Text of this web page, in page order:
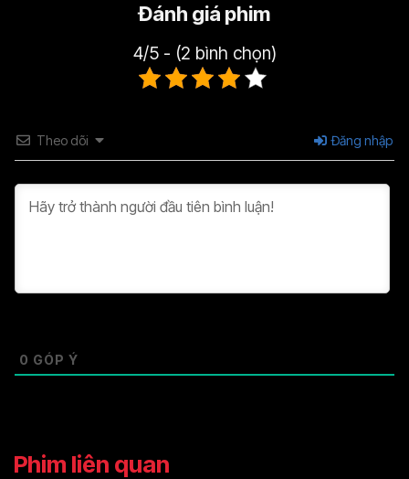
Tập 29
Tập 32
Tập 35
Tập 40
Đánh giá phim
4/5 - (2 bình chọn)
Theo dõi Đăng nhập
0 GÓP Ý
Phim liên quan